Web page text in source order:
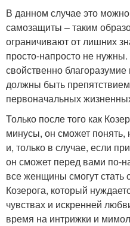
В данном случае это
самозащиты – таким
ограничивают от лишних
просто-напросто не
свойственно благоразумие
должны быть
первоначальных
Только после того как
минусы, он сможет
и, только в случае, если
он сможет перед вами по-
все женщины смогут
Козерога, который
чувствах и искренней
время на интрижки и